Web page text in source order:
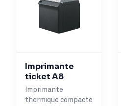
Imprimante
ticket A8
Imprimante
thermique compacte